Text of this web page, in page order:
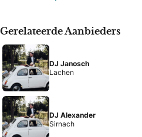
Gerelateerde Aanbieders
DJ Janosch
Lachen
DJ Alexander
Sirnach